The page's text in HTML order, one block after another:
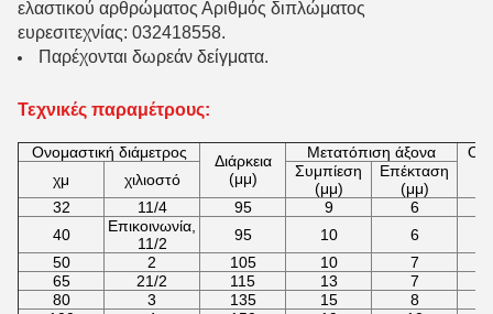
ελαστικού αρθρώματος Αριθμός διπλώματος
ευρεσιτεχνίας: 032418558.
Παρέχονται δωρεάν δείγματα.
Τεχνικές παραμέτρους:
Ονομαστική διάμετρος
Διάρκεια
(μμ)
Μετατόπιση άξονα
χμ χιλιοστό
Συμπίεση
(μμ)
Επέκταση
(μμ)
32
11/4 95 9
6
40
Επικοινωνία,
11/2
95 10
6
50
2 105 10 7
65
21/2 115 13 7
80
3 135 15 8